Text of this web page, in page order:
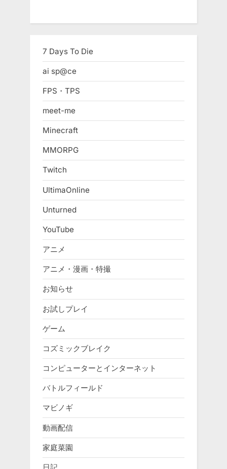
7 Days To Die
ai sp@ce
FPS・TPS
meet-me
Minecraft
MMORPG
Twitch
UltimaOnline
Unturned
YouTube
アニメ
アニメ・漫画・特撮
お知らせ
お試しプレイ
ゲーム
コズミックブレイク
コンピューターとインターネット
バトルフィールド
マビノギ
動画配信
家庭菜園